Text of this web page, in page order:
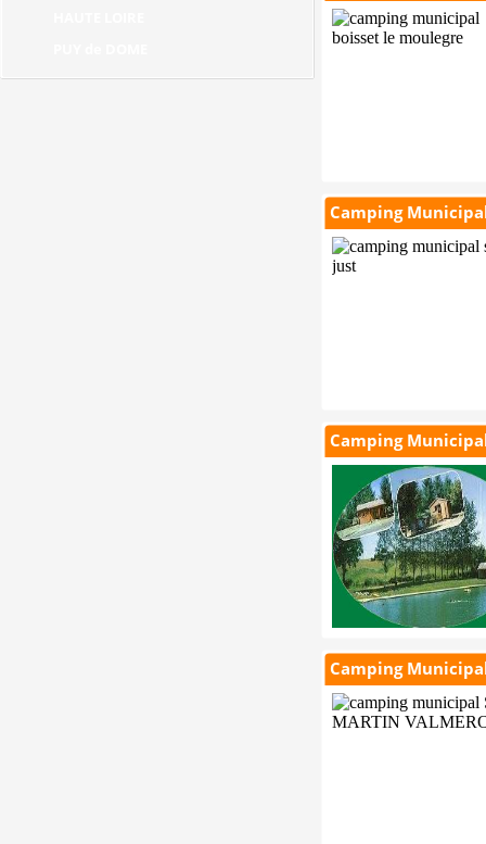
Camping
Camping
Camping